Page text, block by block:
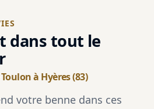
dans tout le
à Hyères (83)
votre benne dans ces